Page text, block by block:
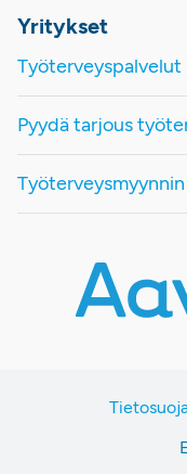
Yritykset
Työterveyspalvelut
Pyydä tarjous